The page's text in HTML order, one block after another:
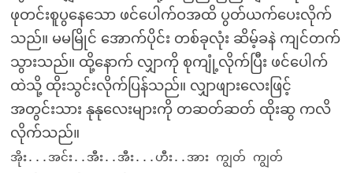
ဖုတင်းစူပွနေသော ဖင်ပေါက်ဝအထိ ပွတ်ယက်ပေးလိုက်
သည်။ မမမြိုင် အောက်ပိုင်း တစ်ခုလုံး ဆိမ့်ခနဲ ကျင်တက်
သွားသည်။ ထို့နောက် လျှာကို စုကျုံ့လိုက်ပြီး ဖင်ပေါက်
ထဲသို့ ထိုးသွင်းလိုက်ပြန်သည်။ လျှာဖျားလေးဖြင့်
အတွင်းသား နုနုလေးများကို တဆတ်ဆတ် ထိုးဆွ ကလိ
လိုက်သည်။
အိုး...အင်း..အီး..အီး...ဟီး..အား ကျွတ် ကျွတ်